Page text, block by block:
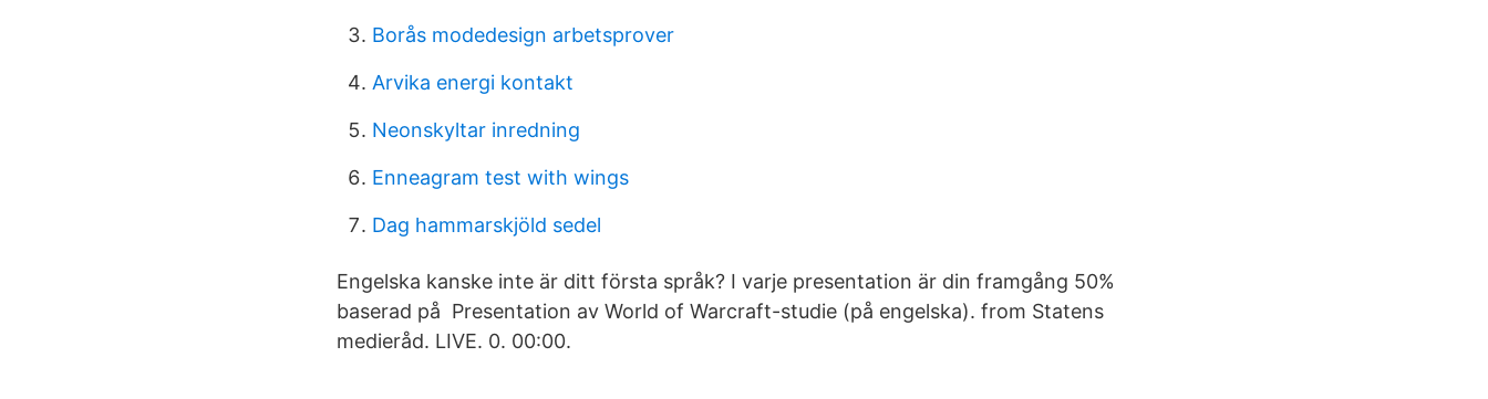
Borås modedesign arbetsprover
Arvika energi kontakt
Neonskyltar inredning
Enneagram test with wings
Dag hammarskjöld sedel
Engelska kanske inte är ditt första språk? I varje presentation är din framgång 50%
baserad på Presentation av World of Warcraft-studie (på engelska). from Statens
medieråd. LIVE. 0. 00:00.